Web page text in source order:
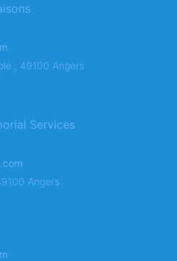
, 49100 Angers
Services
Angers